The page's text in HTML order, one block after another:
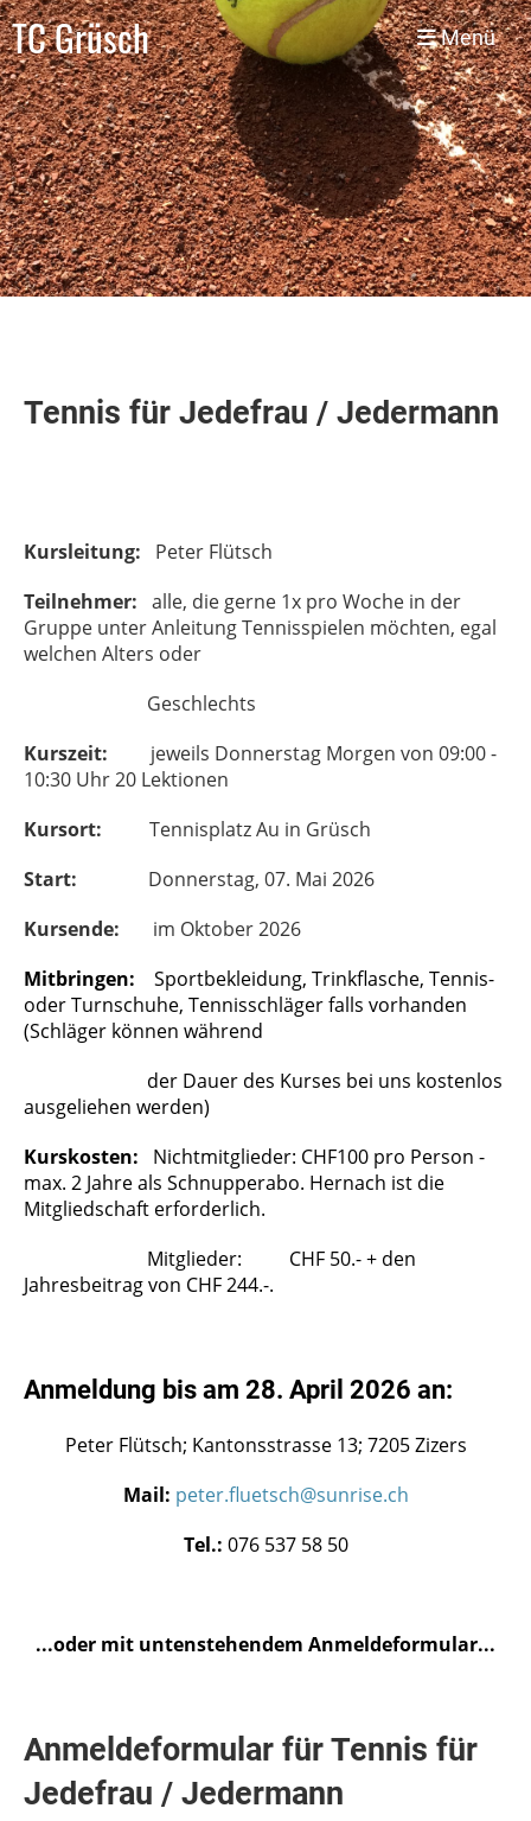
TC Grüsch Menü
Tennis für Jedefrau / Jedermann
Kursleitung: Peter Flütsch
Teilnehmer: alle, die gerne 1x pro Woche in der
Gruppe unter Anleitung Tennisspielen möchten, egal
welchen Alters oder
Geschlechts
Kurszeit: jeweils Donnerstag Morgen von 09:00 -
10:30 Uhr 20 Lektionen
Kursort: Tennisplatz Au in Grüsch
Start: Donnerstag, 07. Mai 2026
Kursende: im Oktober 2026
Mitbringen: Sportbekleidung, Trinkflasche, Tennis-
oder Turnschuhe, Tennisschläger falls vorhanden
(Schläger können während
der Dauer des Kurses bei uns kostenlos
ausgeliehen werden)
Kurskosten: Nichtmitglieder: CHF100 pro Person -
max. 2 Jahre als Schnupperabo. Hernach ist die
Mitgliedschaft erforderlich.
Mitglieder: CHF 50.- + den
Jahresbeitrag von CHF 244.-.
Anmeldung bis am 28. April 2026 an:
Peter Flütsch; Kantonsstrasse 13; 7205 Zizers
Mail: peter.fluetsch@sunrise.ch
Tel.: 076 537 58 50
...oder mit untenstehendem Anmeldeformular...
Anmeldeformular für Tennis für
Jedefrau / Jedermann